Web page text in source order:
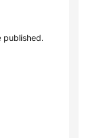
published.